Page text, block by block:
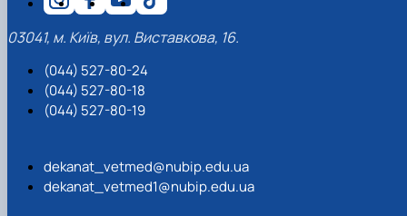
03041, м. Київ, вул. Виставкова, 16.
(044) 527-80-24
(044) 527-80-18
(044) 527-80-19
dekanat_vetmed@nubip.edu.ua
dekanat_vetmed1@nubip.edu.ua